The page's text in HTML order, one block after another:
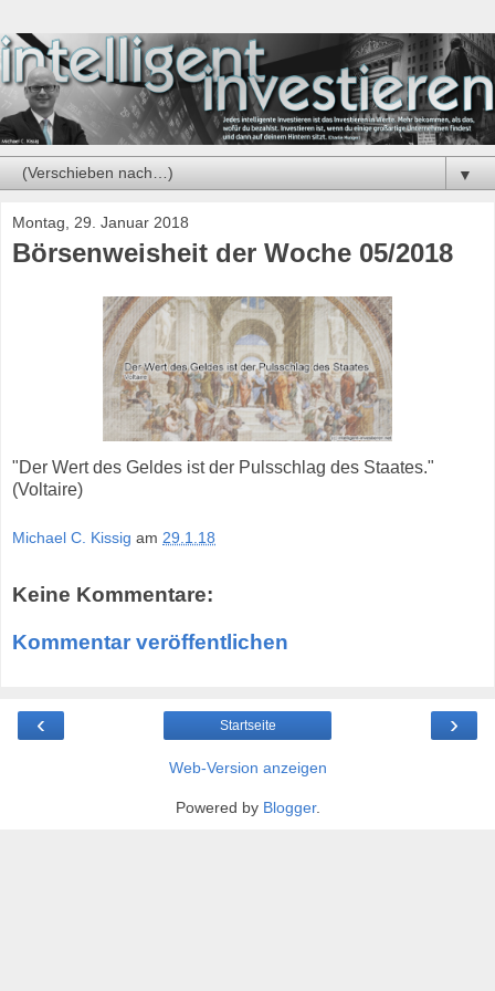
▼
Montag, 29. Januar 2018
Börsenweisheit der Woche 05/2018
"Der Wert des Geldes ist der Pulsschlag des Staates."
(Voltaire)
Michael C. Kissig am 29.1.18
Keine Kommentare:
Kommentar veröffentlichen
‹ ›
Startseite
Web-Version anzeigen
Powered by Blogger.